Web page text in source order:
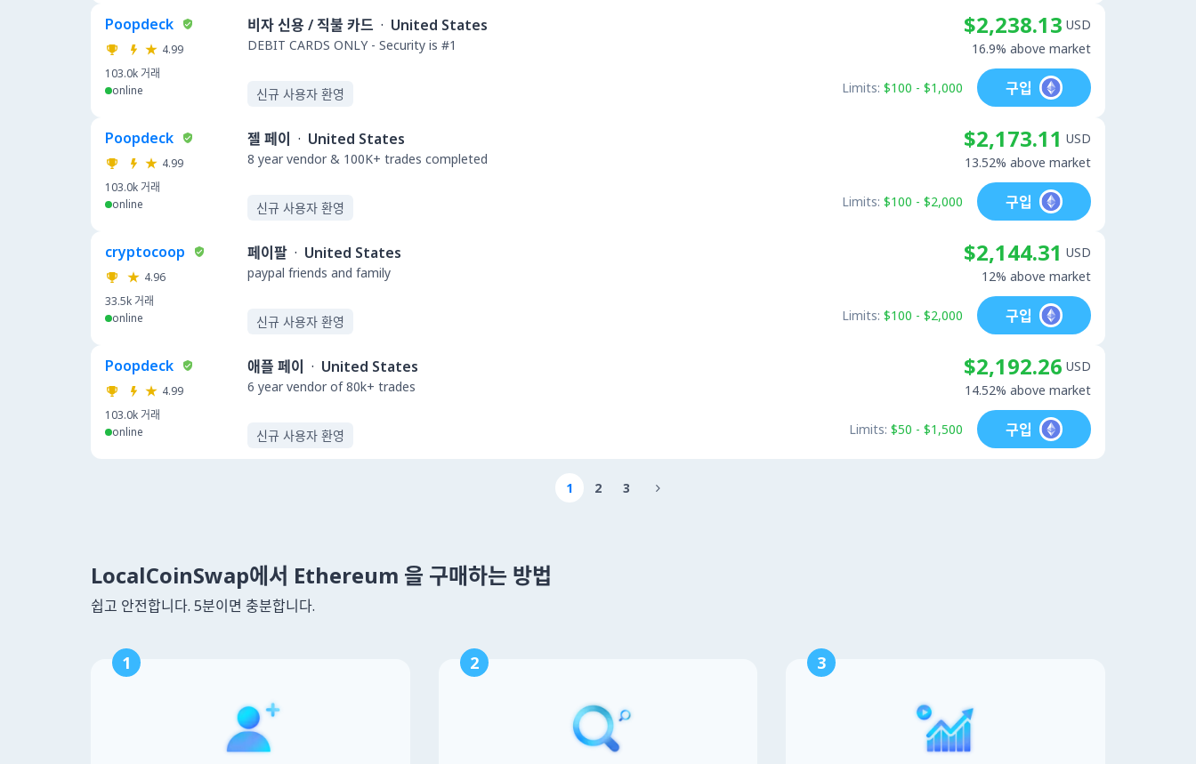
Poopdeck
4.99
103.0k 거래
online
비자 신용 / 직불 카드 · United States
DEBIT CARDS ONLY - Security is #1
신규 사용자 환영
$2,238.13 USD
16.9% above market
Limits: $100 - $1,000 구입
Poopdeck
4.99
103.0k 거래
online
젤 페이 · United States
8 year vendor & 100K+ trades completed
신규 사용자 환영
$2,173.11 USD
13.52% above market
Limits: $100 - $2,000 구입
cryptocoop
4.96
33.5k 거래
online
페이팔 · United States
paypal friends and family
신규 사용자 환영
$2,144.31 USD
12% above market
Limits: $100 - $2,000 구입
Poopdeck
4.99
103.0k 거래
online
애플 페이 · United States
6 year vendor of 80k+ trades
신규 사용자 환영
$2,192.26 USD
14.52% above market
Limits: $50 - $1,500 구입
1 2 3 
LocalCoinSwap에서 Ethereum 을 구매하는 방법
쉽고 안전합니다. 5분이면 충분합니다.
1 2 3